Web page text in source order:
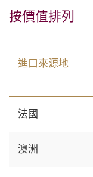
按價值排列
進口來源地
法國
澳洲